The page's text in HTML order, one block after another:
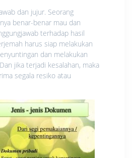
dan jujur. Seorang
benar-benar mau dan
terhadap hasil
harus siap melakukan
dan melakukan
jika terjadi kesalahan, maka
segala resiko atau